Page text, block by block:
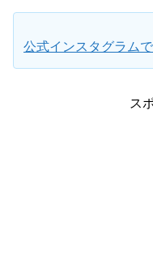
公式インスタグラム
ス